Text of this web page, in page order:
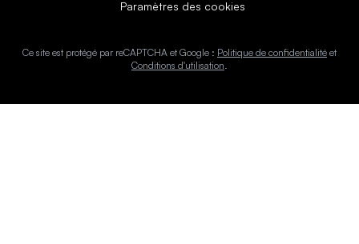
Paramètres des cookies
Ce site est protégé par reCAPTCHA et Google : Politique de confidentialité et
Conditions d'utilisation.